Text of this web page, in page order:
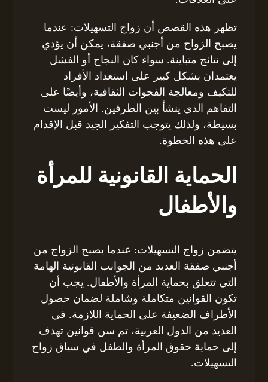
تظهر هذه القصص أن زواج التسهيلات: عندما
يصبح الزواج من أجنبي صفقة، يمكن أن يؤدي
إلى نتائج متباينة. سواء كان النجاح أو الفشل
يعتمدان بشكل كبير على استعداد الأفراد
للتكيف ومعالجة الفجوات الثقافية، وأيضًا على
التفاهم الذي ينشأ بين الطرفين. الأمور ليست
بسيطة، ولذلك يتوجب التفكير الجيد قبل الإقدام
على هذه الخطوة.
الحماية القانونية للمرأة
والأطفال
يتضمن زواج التسهيلات: عندما يصبح الزواج من
أجنبي صفقة العديد من الجوانب القانونية الهامة
التي تتعلق بحماية المرأة والأطفال. يجب أن
تكون القوانين متكاملة وشاملة لضمان حصول
الأطراف الضعيفة على الحماية اللازمة. في
العديد من الدول العربية، تم سن قوانين تهدف
إلى حماية حقوق المرأة والطفل في سياق زواج
التسهيلات.